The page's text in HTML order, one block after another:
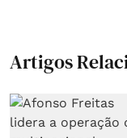
Artigos